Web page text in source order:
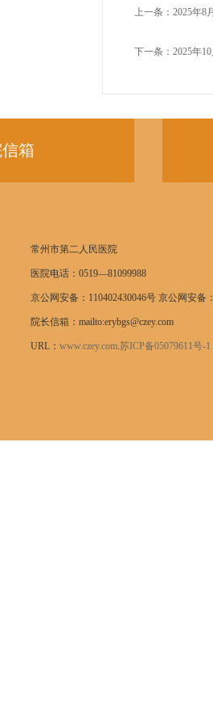
上一条： 2025年8
下一条： 2025年
箱
常州市第二人民医院
医院电话：0519—81099988
京公网安备：110402430046号 京公网安备
院长信箱：mailto:erybgs@czey.com
URL： www.czey.com.苏ICP备05079611号-